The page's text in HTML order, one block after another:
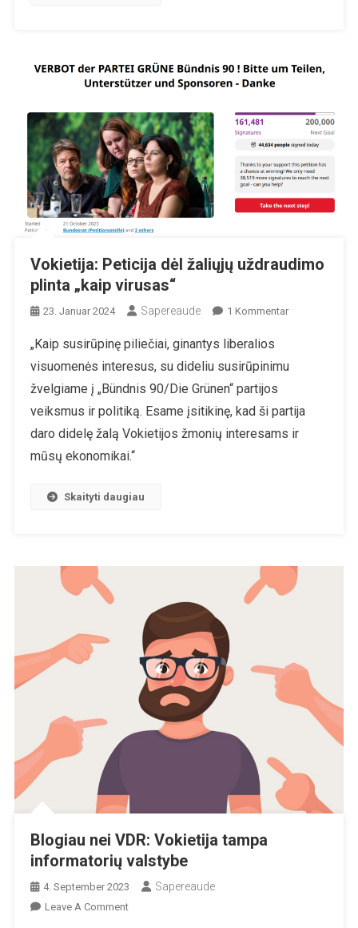
Vokietija: Peticija dėl žaliųjų uždraudimo
plinta „kaip virusas“
23. Januar 2024 Sapereaude 1 KommentarZu
Dėl
Plinta
„kaip
„Kaip susirūpinę piliečiai, ginantys liberalios
visuomenės interesus, su dideliu susirūpinimu
žvelgiame į „Bündnis 90/Die Grünen“ partijos
veiksmus ir politiką. Esame įsitikinę, kad ši partija
daro didelę žalą Vokietijos žmonių interesams ir
mūsų ekonomikai.“
Skaityti daugiau
Blogiau nei VDR: Vokietija tampa
informatorių valstybe
4. September 2023 Sapereaude
Leave A CommentOn